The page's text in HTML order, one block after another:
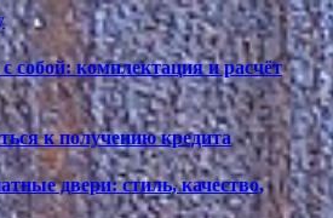
собой: комплектация и расчёт
к получению кредита
двери: стиль, качество,